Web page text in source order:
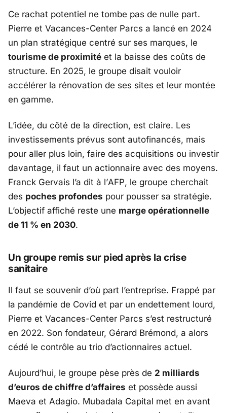
Ce rachat potentiel ne tombe pas de nulle part.
Pierre et Vacances-Center Parcs a lancé en 2024
un plan stratégique centré sur ses marques, le
tourisme de proximité et la baisse des coûts de
structure. En 2025, le groupe disait vouloir
accélérer la rénovation de ses sites et leur montée
en gamme.
L’idée, du côté de la direction, est claire. Les
investissements prévus sont autofinancés, mais
pour aller plus loin, faire des acquisitions ou investir
davantage, il faut un actionnaire avec des moyens.
Franck Gervais l’a dit à l’AFP, le groupe cherchait
des poches profondes pour pousser sa stratégie.
L’objectif affiché reste une marge opérationnelle
de 11 % en 2030.
Un groupe remis sur pied après la crise
sanitaire
Il faut se souvenir d’où part l’entreprise. Frappé par
la pandémie de Covid et par un endettement lourd,
Pierre et Vacances-Center Parcs s’est restructuré
en 2022. Son fondateur, Gérard Brémond, a alors
cédé le contrôle au trio d’actionnaires actuel.
Aujourd’hui, le groupe pèse près de 2 milliards
d’euros de chiffre d’affaires et possède aussi
Maeva et Adagio. Mubadala Capital met en avant